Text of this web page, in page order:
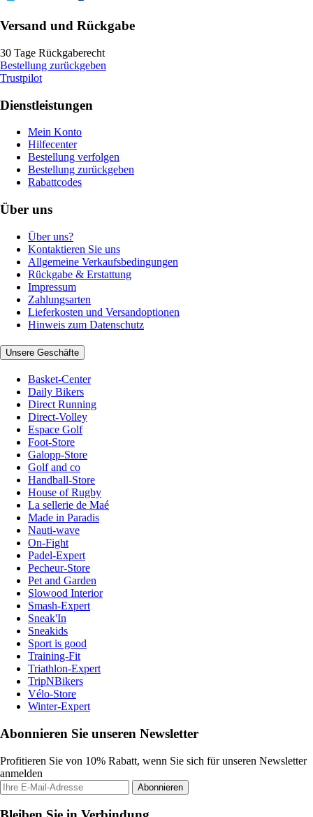
Versand und Rückgabe
30 Tage Rückgaberecht
Bestellung zurückgeben
Trustpilot
Dienstleistungen
Mein Konto
Hilfecenter
Bestellung verfolgen
Bestellung zurückgeben
Rabattcodes
Über uns
Über uns?
Kontaktieren Sie uns
Allgemeine Verkaufsbedingungen
Rückgabe & Erstattung
Impressum
Zahlungsarten
Lieferkosten und Versandoptionen
Hinweis zum Datenschutz
Unsere Geschäfte
Basket-Center
Daily Bikers
Direct Running
Direct-Volley
Espace Golf
Foot-Store
Galopp-Store
Golf and co
Handball-Store
House of Rugby
La sellerie de Maé
Made in Paradis
Nauti-wave
On-Fight
Padel-Expert
Pecheur-Store
Pet and Garden
Slowood Interior
Smash-Expert
Sneak'In
Sneakids
Sport is good
Training-Fit
Triathlon-Expert
TripNBikers
Vélo-Store
Winter-Expert
Abonnieren Sie unseren Newsletter
Profitieren Sie von 10% Rabatt, wenn Sie sich für unseren Newsletter
anmelden
Abonnieren